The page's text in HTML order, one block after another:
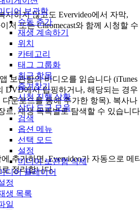
디어 보관함
수동 추가
재생 계속하기
위치
카테고리
태그 그룹화
최근 항목
즐겨찾기
시청 진행 상황
상단 도구 모음
검색
옵션 메뉴
선택 모드
설정
미디어 보관함 삭제
디어 플레이어
정
생 목록
일
사하지 않고도 Evervideo에서 자막,
저 또는 Chromecast와 함께 시청할 수
보관함의 비디오를 읽습니다 (iTunes
DVD에서 립핑하거나, 해당되는 경우
다운로드를 통해 추가한 항목). 복사나
르, 재생 목록별로 탐색할 수 있습니
추가하면, Evervideo가 자동으로 메
정리합니다.